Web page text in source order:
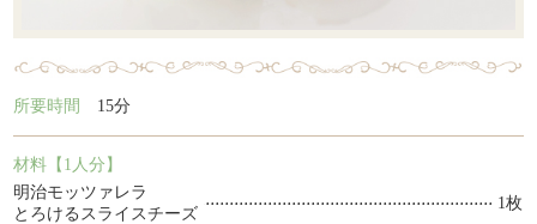
所要時間 15分
材料【1人分】
明治モッツァレラ
とろけるスライスチーズ
1枚